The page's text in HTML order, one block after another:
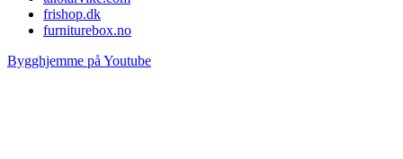
frishop.dk
furniturebox.no
Bygghjemme på Youtube